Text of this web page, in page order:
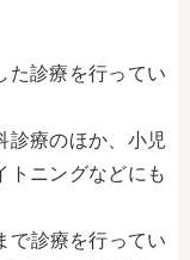
た診療を行ってい
診療のほか、小児
トニングなどにも
で診療を行ってい